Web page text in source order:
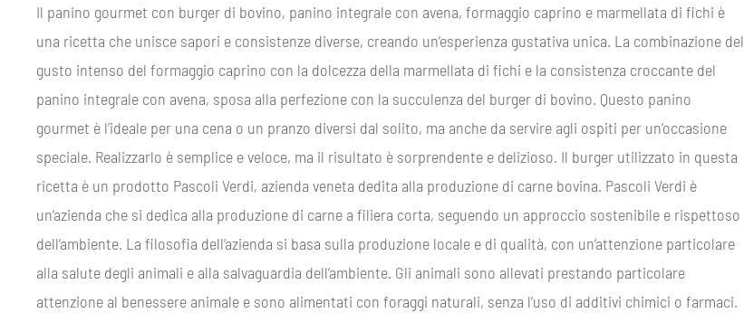
Il panino gourmet con burger di bovino, panino integrale con avena, formaggio caprino e marmellata di fichi è
una ricetta che unisce sapori e consistenze diverse, creando un’esperienza gustativa unica. La combinazione del
gusto intenso del formaggio caprino con la dolcezza della marmellata di fichi e la consistenza croccante del
panino integrale con avena, sposa alla perfezione con la succulenza del burger di bovino. Questo panino
gourmet è l’ideale per una cena o un pranzo diversi dal solito, ma anche da servire agli ospiti per un’occasione
speciale. Realizzarlo è semplice e veloce, ma il risultato è sorprendente e delizioso. Il burger utilizzato in questa
ricetta è un prodotto Pascoli Verdi, azienda veneta dedita alla produzione di carne bovina. Pascoli Verdi è
un’azienda che si dedica alla produzione di carne a filiera corta, seguendo un approccio sostenibile e rispettoso
dell’ambiente. La filosofia dell’azienda si basa sulla produzione locale e di qualità, con un’attenzione particolare
alla salute degli animali e alla salvaguardia dell’ambiente. Gli animali sono allevati prestando particolare
attenzione al benessere animale e sono alimentati con foraggi naturali, senza l’uso di additivi chimici o farmaci.